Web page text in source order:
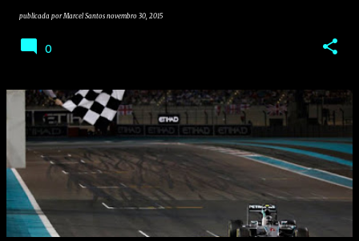
publicada porMarcel Santos novembro 30, 2015
0